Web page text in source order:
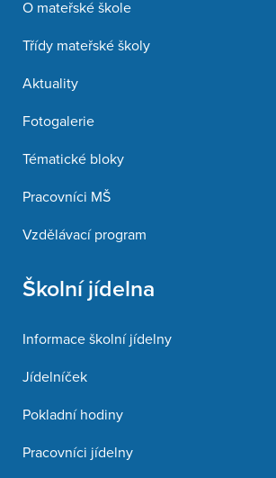
O mateřské škole
Třídy mateřské školy
Aktuality
Fotogalerie
Tématické bloky
Pracovníci MŠ
Vzdělávací program
Školní jídelna
Informace školní jídelny
Jídelníček
Pokladní hodiny
Pracovníci jídelny